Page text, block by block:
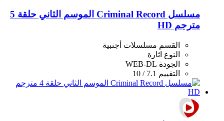
مسلسل Criminal Record الموسم الثاني حلقة 5
مترجم HD
القسم مسلسلات أجنبية
النوع اثارة
الجودة WEB-DL
التقييم 7.1 / 10